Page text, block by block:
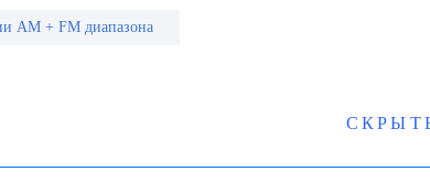
AM + FM диапазона